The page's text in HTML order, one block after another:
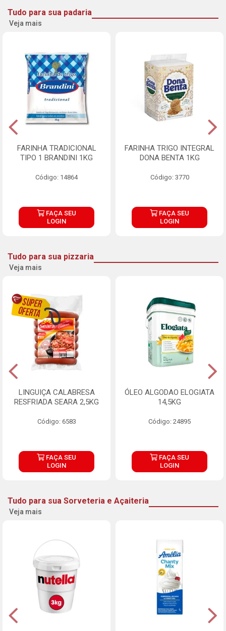
Tudo para sua padaria
Veja mais
FARINHA TRADICIONAL
TIPO 1 BRANDINI 1KG
Código: 14864
FAÇA SEU
LOGIN
FARINHA TRIGO INTEGRAL
DONA BENTA 1KG
Código: 3770
FAÇA SEU
LOGIN
Tudo para sua pizzaria
Veja mais
LINGUIÇA CALABRESA
RESFRIADA SEARA 2,5KG
Código: 6583
FAÇA SEU
LOGIN
ÓLEO ALGODAO ELOGIATA
14,5KG
Código: 24895
FAÇA SEU
LOGIN
Tudo para sua Sorveteria e Açaiteria
Veja mais